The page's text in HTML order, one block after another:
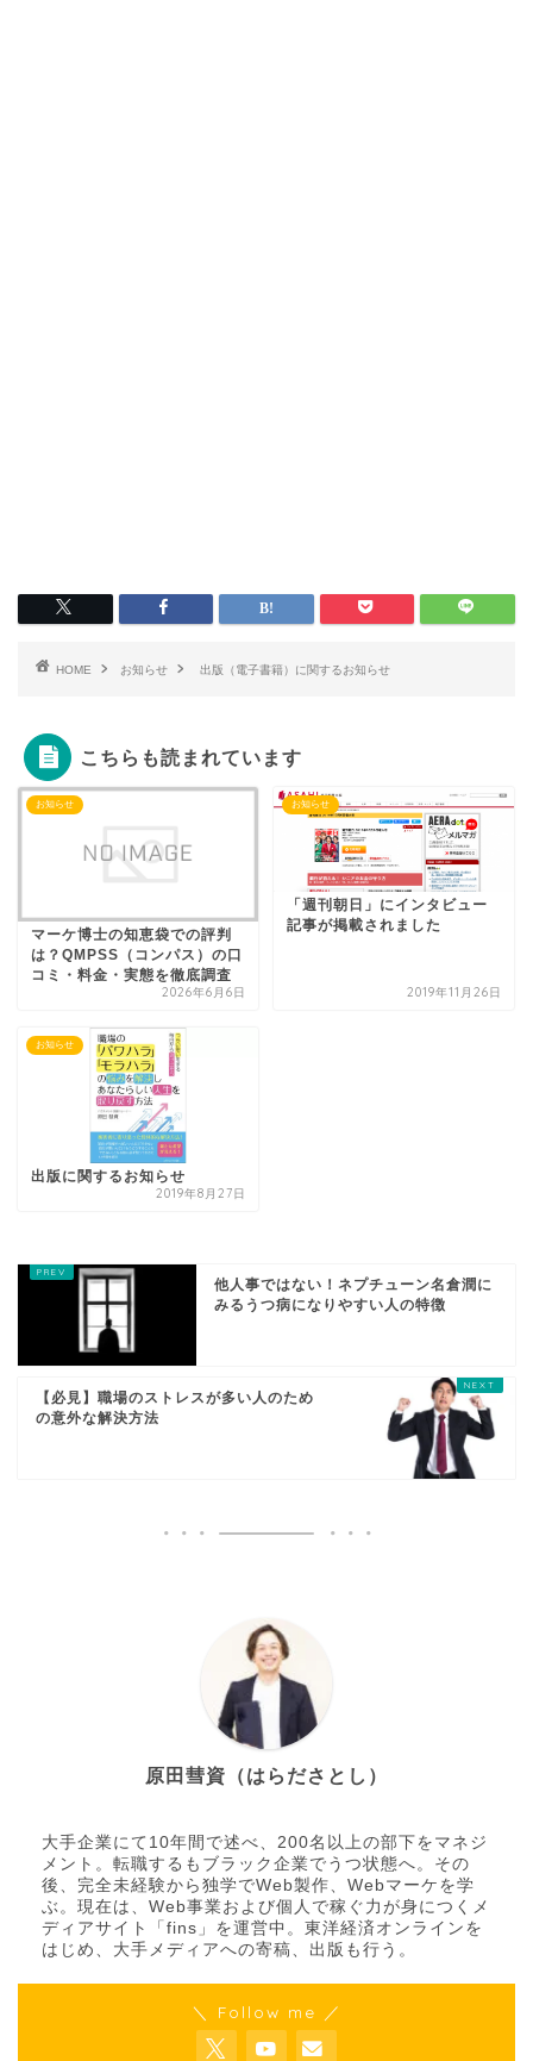
HOME お知らせ 出版（電子書籍）に関するお知らせ
こちらも読まれています
お知らせ
マーケ博士の知恵袋での評判
は？QMPSS（コンパス）の口
コミ・料金・実態を徹底調査
2026年6月6日
お知らせ
「週刊朝日」にインタビュー
記事が掲載されました
2019年11月26日
お知らせ
出版に関するお知らせ
2019年8月27日
他人事ではない！ネプチューン名倉潤に
みるうつ病になりやすい人の特徴
【必見】職場のストレスが多い人のため
の意外な解決方法
原田彗資（はらださとし）
大手企業にて10年間で述べ、200名以上の部下をマネジ
メント。転職するもブラック企業でうつ状態へ。その
後、完全未経験から独学でWeb製作、Webマーケを学
ぶ。現在は、Web事業および個人で稼ぐ力が身につくメ
ディアサイト「fins」を運営中。東洋経済オンラインを
はじめ、大手メディアへの寄稿、出版も行う。
＼ Follow me ／